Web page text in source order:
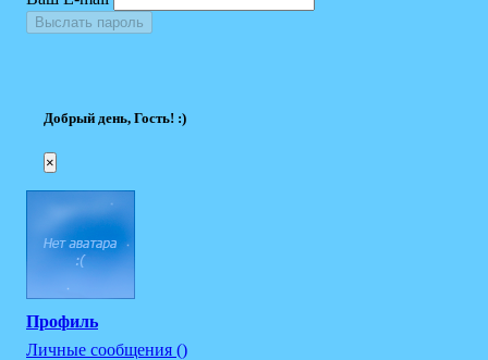
Выслать пароль
Добрый день, Гость! :)
×
Профиль
Личные сообщения ()